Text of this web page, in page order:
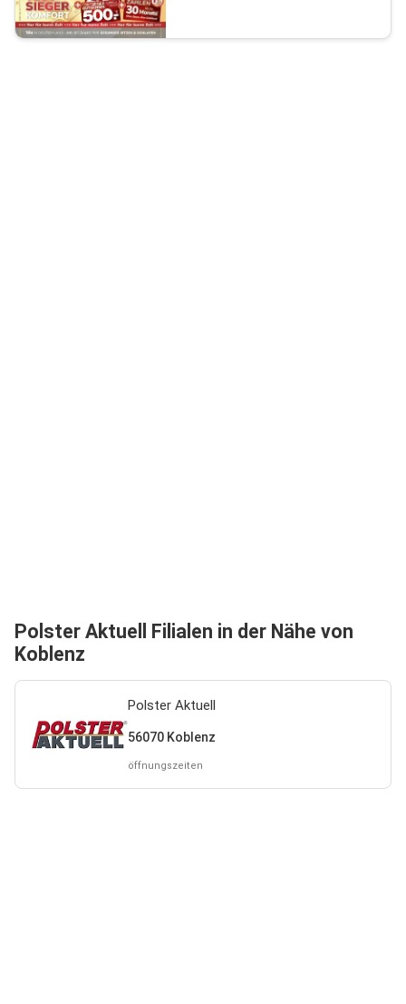
Polster Aktuell Filialen in der Nähe von
Koblenz
Polster Aktuell
56070 Koblenz
öffnungszeiten